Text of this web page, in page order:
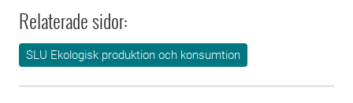
Relaterade sidor:
SLU Ekologisk produktion och konsumtion